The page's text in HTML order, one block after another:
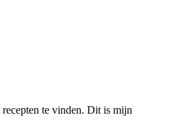
te vinden. Dit is mijn